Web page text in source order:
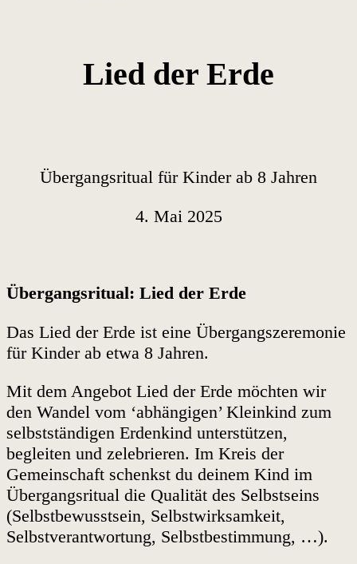
Lied der Erde
Übergangsritual für Kinder ab 8 Jahren
4. Mai 2025
Übergangsritual: Lied der Erde
Das Lied der Erde ist eine Übergangszeremonie
für Kinder ab etwa 8 Jahren.
Mit dem Angebot Lied der Erde möchten wir
den Wandel vom ‘abhängigen’ Kleinkind zum
selbstständigen Erdenkind unterstützen,
begleiten und zelebrieren. Im Kreis der
Gemeinschaft schenkst du deinem Kind im
Übergangsritual die Qualität des Selbstseins
(Selbstbewusstsein, Selbstwirksamkeit,
Selbstverantwortung, Selbstbestimmung, …).